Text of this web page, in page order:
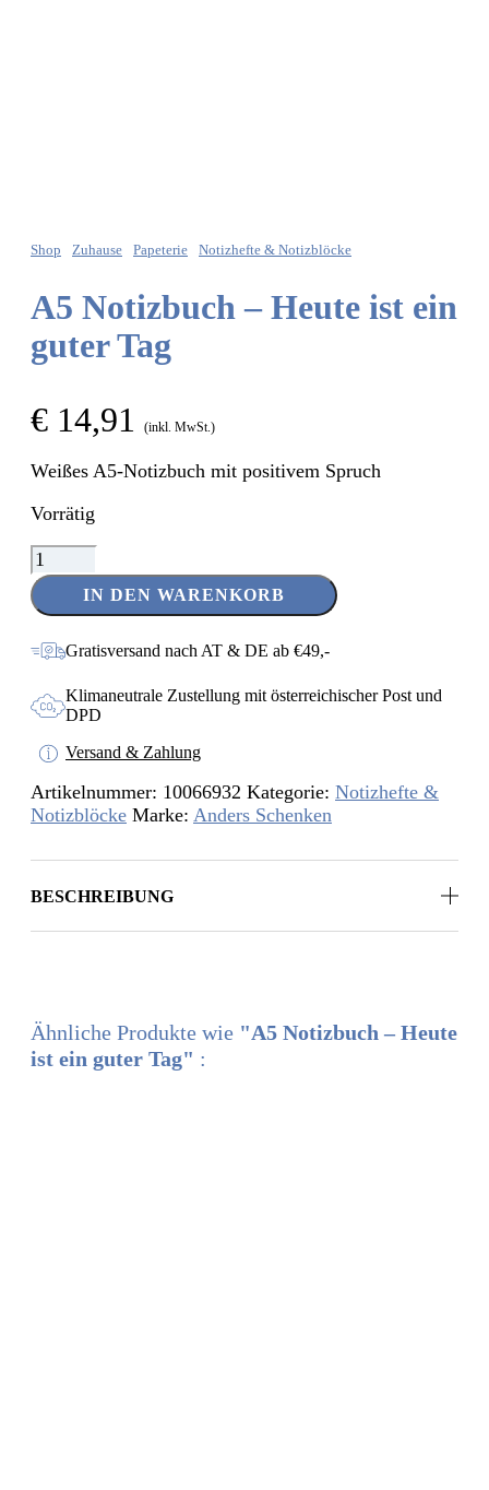
Shop Zuhause Papeterie Notizhefte & Notizblöcke
A5 Notizbuch – Heute ist ein
guter Tag
€ 14,91 (inkl. MwSt.)
Weißes A5-Notizbuch mit positivem Spruch
Vorrätig
A5
Notizbuch
–
Heute
ist
guter
Tag
IN DEN WARENKORB
Gratisversand nach AT & DE ab €49,-
Klimaneutrale Zustellung mit österreichischer Post und
DPD
Versand & Zahlung
Artikelnummer: 10066932 Kategorie: Notizhefte &
Notizblöcke Marke: Anders Schenken
BESCHREIBUNG
Ähnliche Produkte wie "A5 Notizbuch – Heute
ist ein guter Tag" :